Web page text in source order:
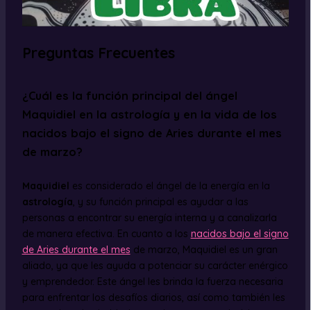
Preguntas Frecuentes
¿Cuál es la función principal del ángel
Maquidiel en la astrología y en la vida de los
nacidos bajo el signo de Aries durante el mes
de marzo?
Maquidiel es considerado el ángel de la energía en la
astrología, y su función principal es ayudar a las
personas a encontrar su energía interna y a canalizarla
de manera efectiva. En cuanto a los nacidos bajo el signo
de Aries durante el mes de marzo, Maquidiel es un gran
aliado, ya que les ayuda a potenciar su carácter enérgico
y emprendedor. Este ángel les brinda la fuerza necesaria
para enfrentar los desafíos diarios, así como también les